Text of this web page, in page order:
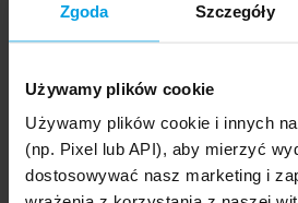
Zgoda Szczegóły
Używamy plików cookie
Używamy plików cookie i innych
(np. Pixel lub API), aby mierzyć
dostosowywać nasz marketing i
Spróbuj tego
Nawet jeśli bank nie wymaga
inicjatywy. Dzięki temu możesz
szanse na uzyskanie
otrzymanie go w wyższej kwocie.